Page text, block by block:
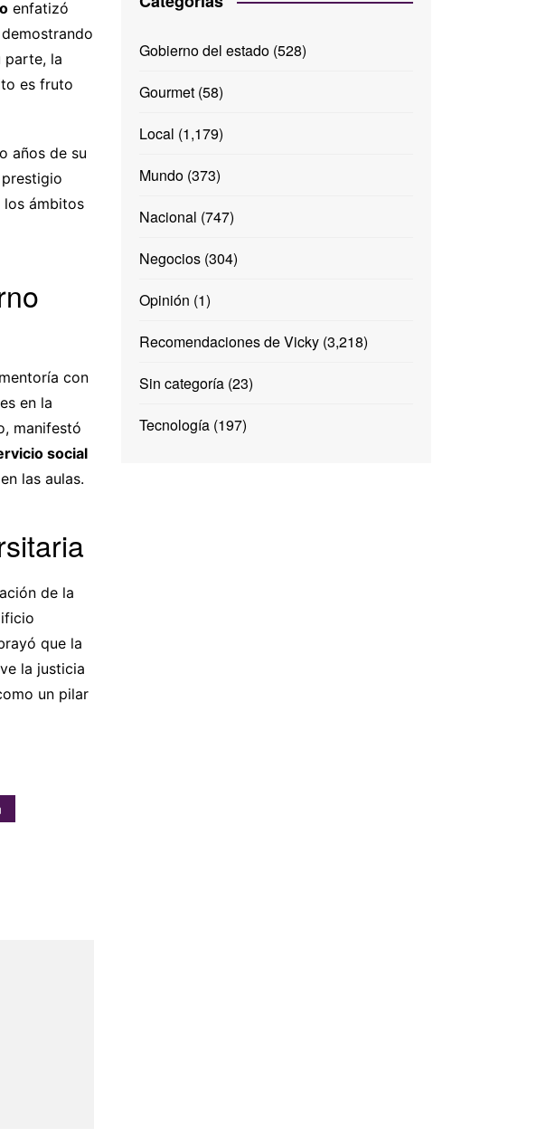
enfatizó
parte, la
es fruto
años de su
los ámbitos
con
en la
manifestó
social
las aulas.
de la
que la
la justicia
un pilar
Gobierno del estado(528)
Gourmet(58)
Local (1,179)
Mundo(373)
Nacional (747)
Negocios(304)
Opinión (1)
Recomendaciones de Vicky(3,218)
Sin categoría(23)
Tecnología(197)